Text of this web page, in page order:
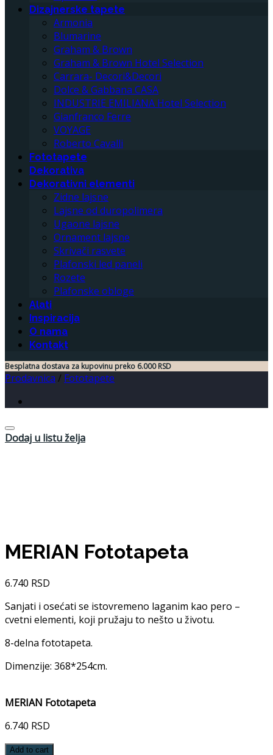
Dizajnerske tapete
Armonia
Blumarine
Graham & Brown
Graham & Brown Hotel Selection
Carrara- Decori&Decori
Dolce & Gabbana CASA
INDUSTRIE EMILIANA Hotel Selection
Gianfranco Ferre
VOYAGE
Roberto Cavalli
Fototapete
Dekorativa
Dekorativni elementi
Zidne lajsne
Lajsne od duropolimera
Ugaone lajsne
Ornament lajsne
Skrivači rasvete
Plafonski led paneli
Rozete
Plafonske obloge
Alati
Inspiracija
O nama
Kontakt
Besplatna dostava za kupovinu preko 6.000 RSD
Prodavnica / Fototapete
Dodaj u listu želja
MERIAN Fototapeta
6.740 RSD
Sanjati i osećati se istovremeno laganim kao pero –
cvetni elementi, koji pružaju to nešto u životu.
8-delna fototapeta.
Dimenzije: 368*254cm.
MERIAN Fototapeta
6.740 RSD
Add to cart